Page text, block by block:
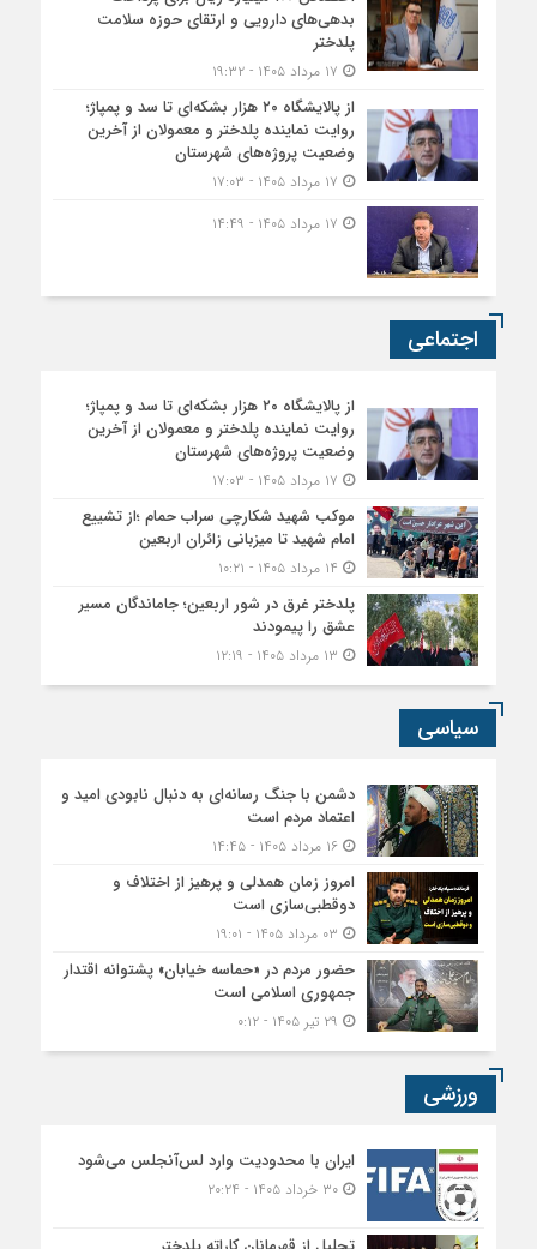
بدهی‌های دارویی و ارتقای حوزه سلامت
پلدختر
از پالایشگاه ۲۰ هزار بشکه‌ای تا سد و پمپاژ؛
روایت نماینده پلدختر و معمولان از آخرین
وضعیت پروژه‌های شهرستان
اجتماعی
از پالایشگاه ۲۰ هزار بشکه‌ای تا سد و پمپاژ؛
روایت نماینده پلدختر و معمولان از آخرین
وضعیت پروژه‌های شهرستان
موکب شهید شکارچی سراب حمام ؛از تشییع
امام شهید تا میزبانی زائران اربعین
پلدختر غرق در شور اربعین؛ جاماندگان مسیر
عشق را پیمودند
سیاسی
دشمن با جنگ رسانه‌ای به دنبال نابودی امید و
اعتماد مردم است
۱۶ مرداد ۱۴۰۵ - ۱۴:۴۵
امروز زمان همدلی و پرهیز از اختلاف و
دوقطبی‌سازی است
حضور مردم در «حماسه خیابان» پشتوانه اقتدار
جمهوری اسلامی است
ورزشی
ایران با محدودیت وارد لس‌آنجلس می‌شود
۳۰ خرداد ۱۴۰۵ - ۲۰:۲۴